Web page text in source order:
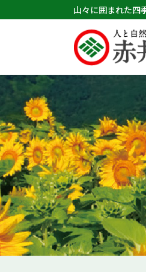
山々に囲まれた四